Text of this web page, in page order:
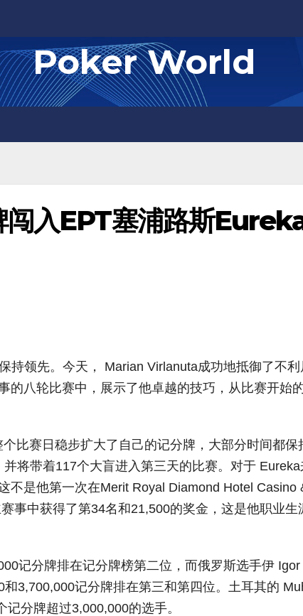
Poker World
闯入EPT塞浦路斯
持领先。今天， Marian Virlanuta成功地抵御了不利
的八轮比赛中，展示了他卓越的技巧，从比赛开始
比赛日稳步扩大了自己的记分牌，大部分时间都保
将带着117个大盲进入第三天的比赛。对于 Eureka
不是他第一次在Merit Royal Diamond Hotel Casino
事中获得了第34名和21,500的奖金，这是他职业生
记分牌排在记分牌榜第二位，而俄罗斯选手伊 Igor
3,700,000记分牌排在第三和第四位。土耳其的
分牌超过3,000,000的选手。